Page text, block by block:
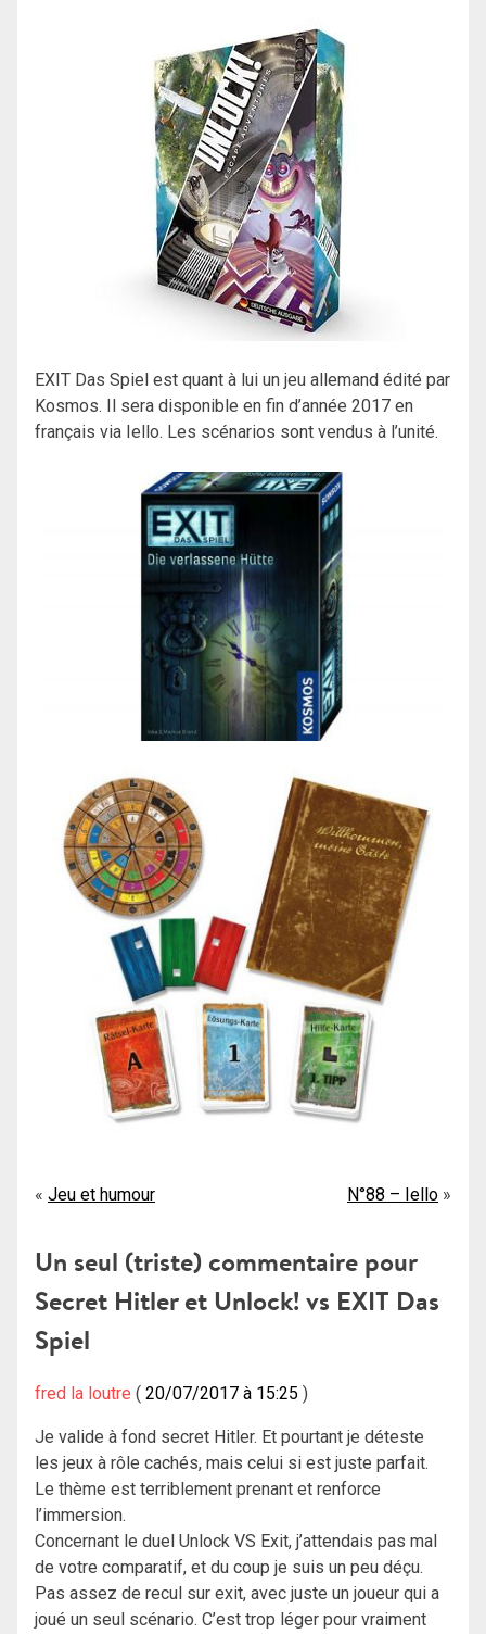
EXIT Das Spiel est quant à lui un jeu allemand édité par
Kosmos. Il sera disponible en fin d’année 2017 en
français via Iello. Les scénarios sont vendus à l’unité.
Navigation
l’article
Jeu et humour N°88 – Iello
Un seul (triste) commentaire pour
Secret Hitler et Unlock! vs EXIT Das
Spiel
fred la loutre 20/07/2017 à 15:25
Je valide à fond secret Hitler. Et pourtant je déteste
les jeux à rôle cachés, mais celui si est juste parfait.
Le thème est terriblement prenant et renforce
l’immersion.
Concernant le duel Unlock VS Exit, j’attendais pas mal
de votre comparatif, et du coup je suis un peu déçu.
Pas assez de recul sur exit, avec juste un joueur qui a
joué un seul scénario. C’est trop léger pour vraiment